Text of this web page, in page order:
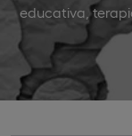
educativa,